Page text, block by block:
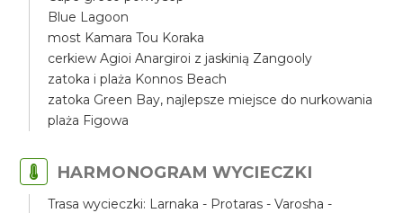
Blue Lagoon
most Kamara Tou Koraka
cerkiew Agioi Anargiroi z jaskinią Zangooly
zatoka i plaża Konnos Beach
zatoka Green Bay, najlepsze miejsce do nurkowania
plaża Figowa
HARMONOGRAM WYCIECZKI
Trasa wycieczki: Larnaka - Protaras - Varosha -